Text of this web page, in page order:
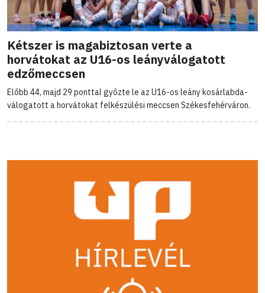
Kétszer is magabiztosan verte a
horvátokat az U16-os leányválogatott
edzőmeccsen
Előbb 44, majd 29 ponttal győzte le az U16-os leány kosárlabda-
válogatott a horvátokat felkészülési meccsen Székesfehérváron.